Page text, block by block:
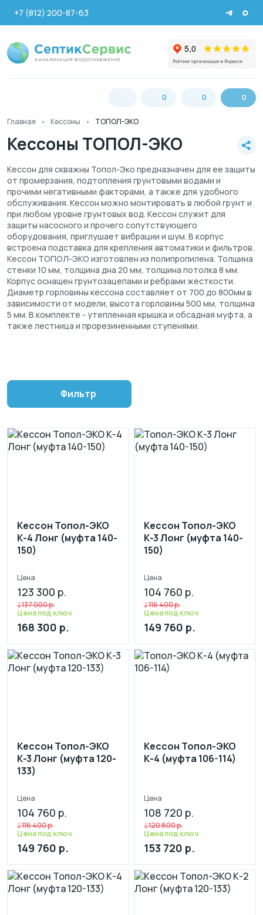
+7 (812) 200-87-63
0 0 0
Главная Кессоны ТОПОЛ-ЭКО
Кессоны ТОПОЛ-ЭКО
Кессон для скважны Топол-Эко предназначен для ее защиты
от промерзания, подтопления грунтовыми водами и
прочими негативными факторами, а также для удобного
обслуживания. Кессон можно монтировать в любой грунт и
при любом уровне грунтовых вод. Кессон служит для
защиты насосного и прочего сопутствующего
оборудования, приглушает вибрации и шум. В корпус
встроена подставка для крепления автоматики и фильтров.
Кессон ТОПОЛ-ЭКО изготовлен из полипропилена. Толщина
стенки 10 мм, толщина дна 20 мм, толщина потолка 8 мм.
Корпус оснащен грунтозацепами и ребрами жесткости.
Диаметр горловины кессона составляет от 700 до 800мм в
зависимости от модели, высота горловины 500 мм, толщина
5 мм. В комплекте - утепленная крышка и обсадная муфта, а
также лестница и прорезиненными ступенями.
Фильтр
Кессон Топол-ЭКО
К-4 Лонг (муфта 140-
150)
Цена
123 300 р.
137 000 р.
Цена под ключ
168 300 р.
Кессон Топол-ЭКО
К-3 Лонг (муфта 140-
150)
Цена
104 760 р.
116 400 р.
Цена под ключ
149 760 р.
Кессон Топол-ЭКО
К-3 Лонг (муфта 120-
133)
Цена
104 760 р.
116 400 р.
Цена под ключ
149 760 р.
Кессон Топол-ЭКО
К-4 (муфта 106-114)
Цена
108 720 р.
120 800 р.
Цена под ключ
153 720 р.